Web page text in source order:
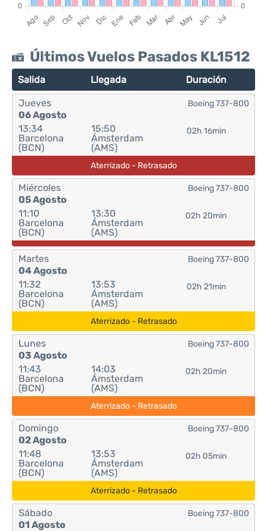
Últimos Vuelos Pasados KL1512
Salida Llegada Duración
Jueves
06 Agosto
13:34
Barcelona
(BCN)
15:50
Ámsterdam
(AMS)
02h 16min
Boeing 737-800
Aterrizado - Retrasado
Miércoles
05 Agosto
11:10
Barcelona
(BCN)
13:30
Ámsterdam
(AMS)
02h 20min
Boeing 737-800
Martes
04 Agosto
11:32
Barcelona
(BCN)
13:53
Ámsterdam
(AMS)
02h 21min
Boeing 737-800
Aterrizado - Retrasado
Lunes
03 Agosto
11:43
Barcelona
(BCN)
14:03
Ámsterdam
(AMS)
02h 20min
Boeing 737-800
Aterrizado - Retrasado
Domingo
02 Agosto
11:48
Barcelona
(BCN)
13:53
Ámsterdam
(AMS)
02h 05min
Boeing 737-800
Aterrizado - Retrasado
Sábado
01 Agosto
Boeing 737-800